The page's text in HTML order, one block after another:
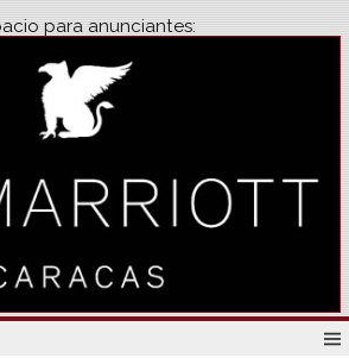
para anunciantes: